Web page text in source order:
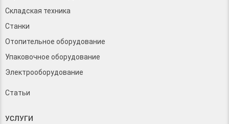
Складская техника
Станки
Отопительное оборудование
Упаковочное оборудование
Электрооборудование
Статьи
УСЛУГИ